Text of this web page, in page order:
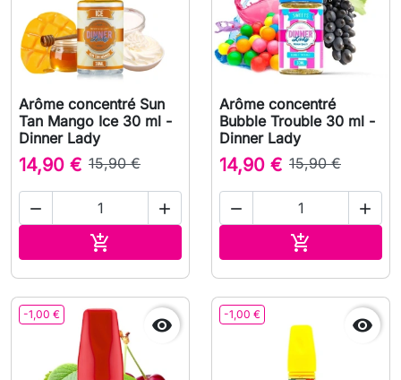
Arôme concentré Sun
Tan Mango Ice 30 ml -
Dinner Lady
14,90 € 15,90 €
 

Arôme concentré
Bubble Trouble 30 ml -
Dinner Lady
14,90 € 15,90 €
 

-1,00 €  -1,00 € 